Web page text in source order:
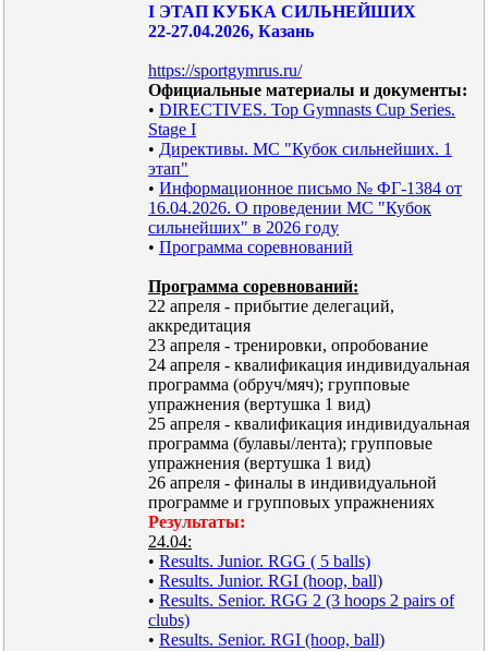
I ЭТАП КУБКА СИЛЬНЕЙШИХ
22-27.04.2026, Казань
https://sportgymrus.ru/
Официальные материалы и документы:
• DIRECTIVES. Top Gymnasts Cup Series.
Stage I
• Директивы. МС "Кубок сильнейших. 1
этап"
• Информационное письмо № ФГ-1384 от
16.04.2026. О проведении МС "Кубок
сильнейших" в 2026 году
• Программа соревнований
Программа соревнований:
22 апреля - прибытие делегаций,
аккредитация
23 апреля - тренировки, опробование
24 апреля - квалификация индивидуальная
программа (обруч/мяч); групповые
упражнения (вертушка 1 вид)
25 апреля - квалификация индивидуальная
программа (булавы/лента); групповые
упражнения (вертушка 1 вид)
26 апреля - финалы в индивидуальной
программе и групповых упражнениях
Результаты:
24.04:
• Results. Junior. RGG ( 5 balls)
• Results. Junior. RGI (hoop, ball)
• Results. Senior. RGG 2 (3 hoops 2 pairs of
clubs)
• Results. Senior. RGI (hoop, ball)